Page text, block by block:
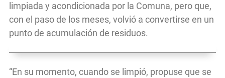
limpiada y acondicionada por la Comuna, pero que,
con el paso de los meses, volvió a convertirse en un
punto de acumulación de residuos.
“En su momento, cuando se limpió, propuse que se